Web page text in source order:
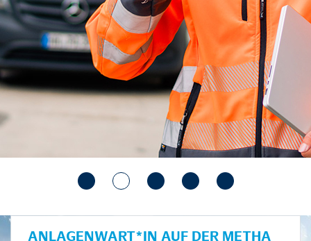
ANLAGENWART*IN AUF DER METHA